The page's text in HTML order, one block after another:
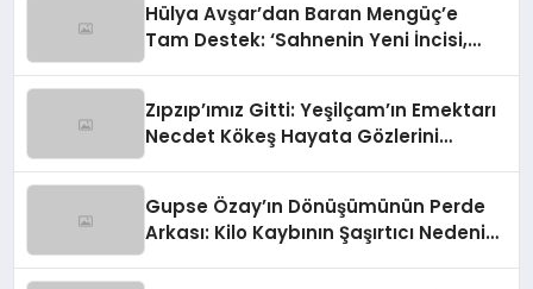
Hülya Avşar’dan Baran Mengüç’e
Tam Destek: ‘Sahnenin Yeni İncisi,
Zıpzıp’ımız Gitti: Yeşilçam’ın Emektarı
Necdet Kökeş Hayata Gözlerini
Gupse Özay’ın Dönüşümünün Perde
Arkası: Kilo Kaybının Şaşırtıcı Nedeni